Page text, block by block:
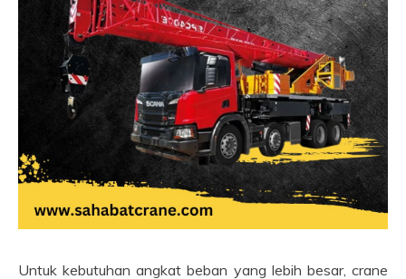
Untuk kebutuhan angkat beban yang lebih besar, crane